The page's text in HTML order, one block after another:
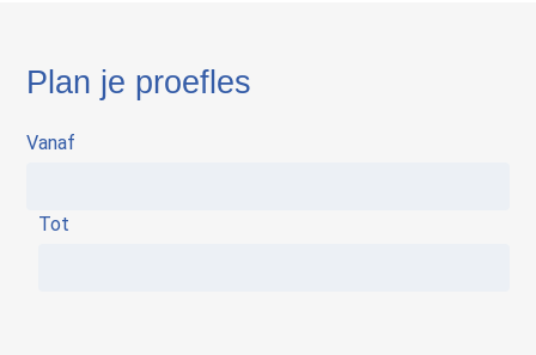
Plan je proefles
Vanaf
Tot